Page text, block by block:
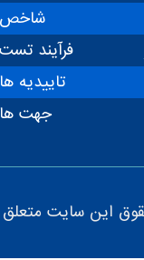
شاخص
فرآیند تست
تاییدیه ها
جهت ها